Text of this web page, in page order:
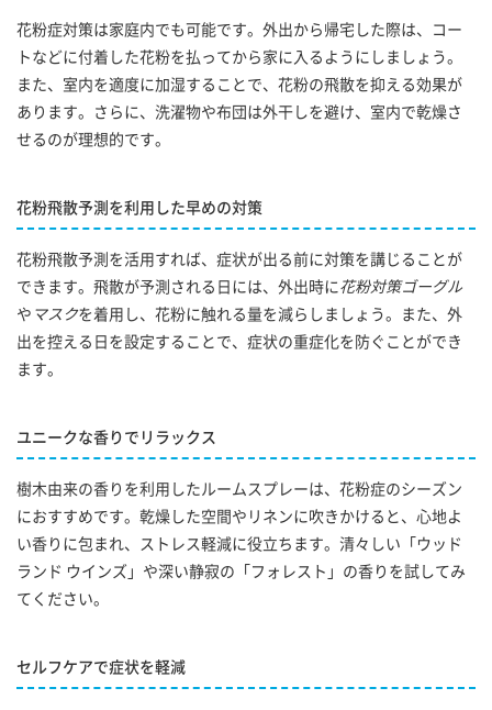
花粉症対策は家庭内でも可能です。外出から帰宅した際は、コー
トなどに付着した花粉を払ってから家に入るようにしましょう。
また、室内を適度に加湿することで、花粉の飛散を抑える効果が
あります。さらに、洗濯物や布団は外干しを避け、室内で乾燥さ
せるのが理想的です。
花粉飛散予測を利用した早めの対策
花粉飛散予測を活用すれば、症状が出る前に対策を講じることが
できます。飛散が予測される日には、外出時に 花粉対策ゴーグル
や マスクを着用し、花粉に触れる量を減らしましょう。また、外
出を控える日を設定することで、症状の重症化を防ぐことができ
ます。
ユニークな香りでリラックス
樹木由来の香りを利用したルームスプレーは、花粉症のシーズン
におすすめです。乾燥した空間やリネンに吹きかけると、心地よ
い香りに包まれ、ストレス軽減に役立ちます。清々しい「ウッド
ランド ウインズ」や深い静寂の「フォレスト」の香りを試してみ
てください。
セルフケアで症状を軽減